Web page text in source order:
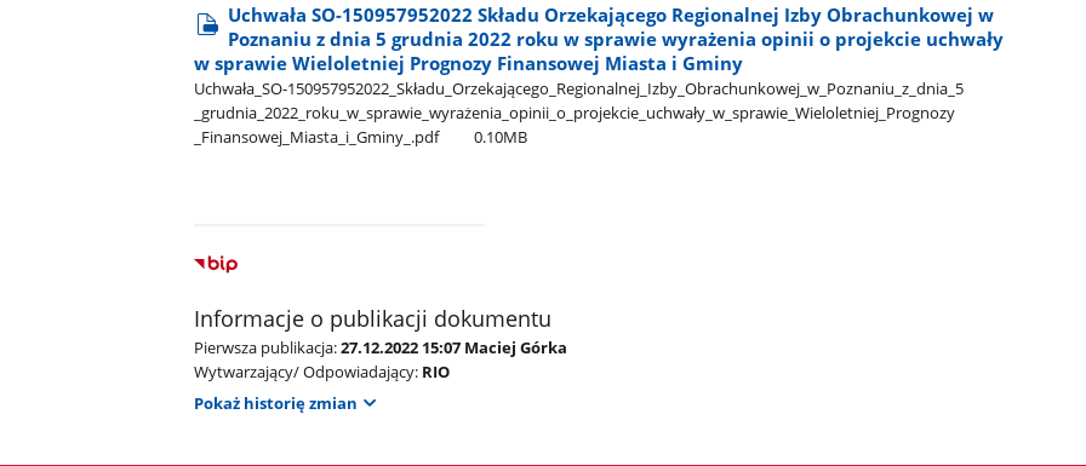
Uchwała SO-150957952022 Składu Orzekającego Regionalnej Izby Obrachunkowej w
Poznaniu z dnia 5 grudnia 2022 roku w sprawie wyrażenia opinii o projekcie uchwały
w sprawie Wieloletniej Prognozy Finansowej Miasta i Gminy
Uchwała​_SO-150957952022​_Składu​_Orzekającego​_Regionalnej​_Izby​_Obrachunkowej​_w​_Poznaniu​_z​_dnia​_5​
_grudnia​_2022​_roku​_w​_sprawie​_wyrażenia​_opinii​_o​_projekcie​_uchwały​_w​_sprawie​_Wieloletniej​_Prognozy​
_Finansowej​_Miasta​_i​_Gminy​_.pdf
0.10MB
Informacje o publikacji dokumentu
Pierwsza publikacja:27.12.2022 15:07 Maciej Górka
Wytwarzający/ Odpowiadający: RIO
Pokaż historię zmian